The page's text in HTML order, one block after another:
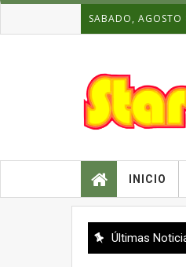
SABADO, AGOSTO
INICIO
Últimas